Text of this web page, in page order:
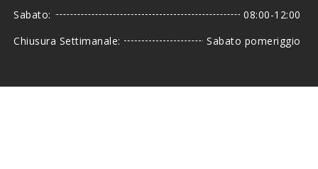
Sabato:
08:00-12:00
Chiusura Settimanale:
Sabato pomeriggio